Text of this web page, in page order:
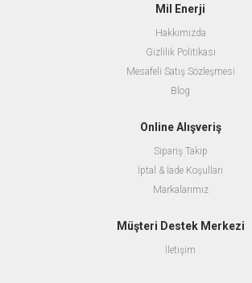
Mil Enerji
Hakkımızda
Gizlilik Politikası
Mesafeli Satış Sözleşmesi
Blog
Online Alışveriş
Sipariş Takip
İptal & İade Koşulları
Markalarımız
Müşteri Destek Merkezi
İletişim